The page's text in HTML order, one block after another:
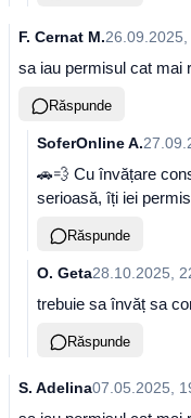
F. Cernat M.26.09.2025,
sa iau permisul cat mai
Răspunde
SoferOnline A.
🚗💨 Cu învățare
serioasă, îți iei
Răspunde
O. Geta28.10.2025,
trebuie sa învăț sa
Răspunde
S. Adelina07.05.2025,